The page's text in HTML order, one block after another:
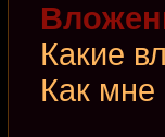
Какие
Как мне